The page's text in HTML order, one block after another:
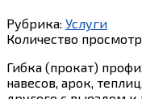
Рубрика: Услуги
Количество
Гибка (прокат)
навесов, арок,